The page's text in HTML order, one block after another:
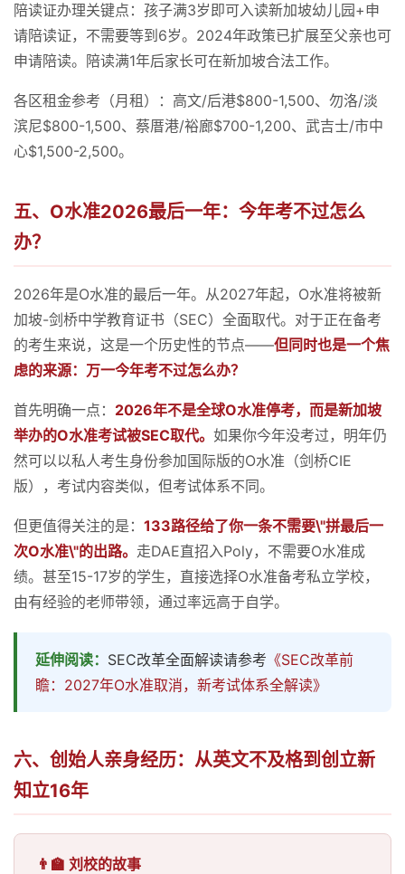
陪读证办理关键点：孩子满3岁即可入读新加坡幼儿园+申
请陪读证，不需要等到6岁。2024年政策已扩展至父亲也可
申请陪读。陪读满1年后家长可在新加坡合法工作。
各区租金参考（月租）：高文/后港$800-1,500、勿洛/淡
滨尼$800-1,500、蔡厝港/裕廊$700-1,200、武吉士/市中
心$1,500-2,500。
五、O水准2026最后一年：今年考不过怎么
办？
2026年是O水准的最后一年。从2027年起，O水准将被新
加坡-剑桥中学教育证书（SEC）全面取代。对于正在备考
的考生来说，这是一个历史性的节点——但同时也是一个焦
虑的来源：万一今年考不过怎么办？
首先明确一点： 2026年不是全球O水准停考，而是新加坡
举办的O水准考试被SEC取代。 如果你今年没考过，明年仍
然可以以私人考生身份参加国际版的O水准（剑桥CIE
版），考试内容类似，但考试体系不同。
但更值得关注的是： 133路径给了你一条不需要\"拼最后一
次O水准\"的出路。 走DAE直招入Poly，不需要O水准成
绩。甚至15-17岁的学生，直接选择O水准备考私立学校，
由有经验的老师带领，通过率远高于自学。
延伸阅读： SEC改革全面解读请参考 《SEC改革前
瞻：2027年O水准取消，新考试体系全解读》
六、创始人亲身经历：从英文不及格到创立新
知立16年
👨‍🏫 刘校的故事